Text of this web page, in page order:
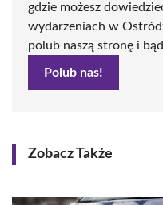
gdzie możesz
wydarzeniach w
polub naszą stronę i
Polub nas!
Zobacz Także